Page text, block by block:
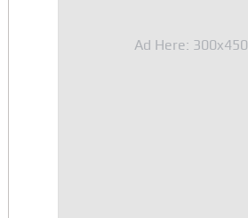
Ad Here: 300x450